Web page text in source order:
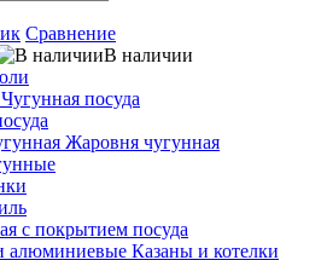
Сравнение
В наличии
Чугунная посуда
Жаровня чугунная
с покрытием посуда
Казаны и котелки